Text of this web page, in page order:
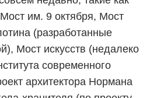
им. 9 октября, Мост
(разработанные
Мост искусств (недалеко
современного
архитектора Нормана